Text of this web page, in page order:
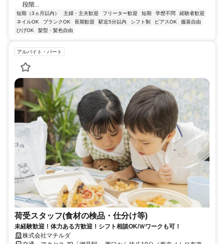
段階...
短期（3ヵ月以内） 主婦・主夫歓迎 フリーター歓迎 短期 学歴不問
経験者歓迎
ネイルOK
ブランクOK 長期歓迎 駅近5分以内 シフト制 ピアスOK
服装自由
ひげOK
髪型・髪色自由
アルバイト・パート
荷受スタッフ(食材の検品・仕分け等)
未経験歓迎！体力ある方歓迎！シフト相談OK/Ｗワークも可！
株式会社マチルダ